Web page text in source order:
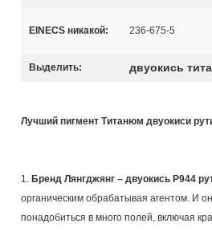
EINECS никакой: 236-675-5
Выделить: двуокись
Лучший пигмент Титанюм двуокиси
1. Бренд Лянгджянг – двуокись Р944
органическим обрабатывая агентом. И
понадобиться в много полей, включая